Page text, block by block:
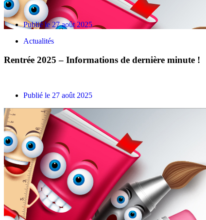
Publié le 27 août 2025
Actualités
Rentrée 2025 – Informations de dernière minute !
Publié le 27 août 2025